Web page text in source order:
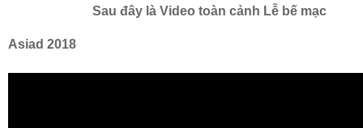
Sau đây là Video toàn cảnh Lễ bế mạc
Asiad 2018